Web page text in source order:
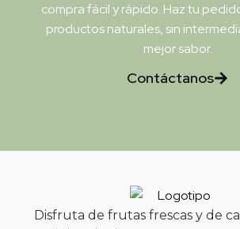
compra fácil y rápido. Haz tu
productos naturales, sin
mejor sabor.
Contáctanos
Disfruta de frutas frescas y de